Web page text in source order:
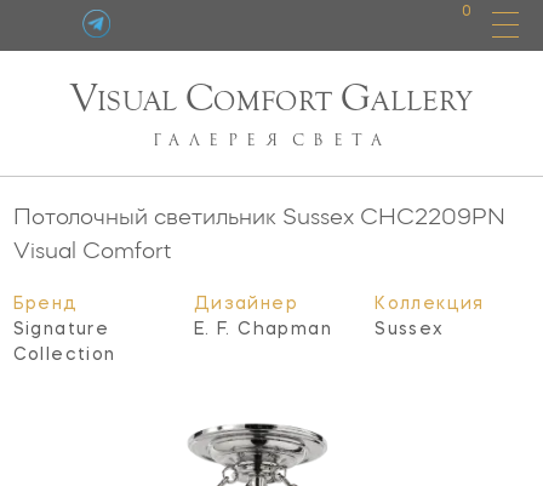
0
VISUAL COMFORT GALLERY
ГАЛЕРЕЯ СВЕТА
Потолочный светильник Sussex CHC2209PN
Visual Comfort
Бренд
Signature
Collection
Дизайнер
E. F. Chapman
Коллекция
Sussex